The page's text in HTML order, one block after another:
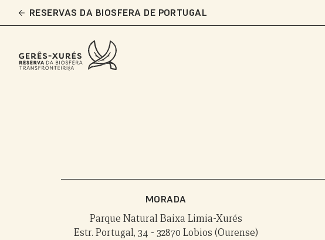
RESERVAS DA BIOSFERA DE PORTUGAL
MORADA
Parque Natural Baixa Limia-Xurés
Estr. Portugal, 34 - 32870 Lobios (Ourense)